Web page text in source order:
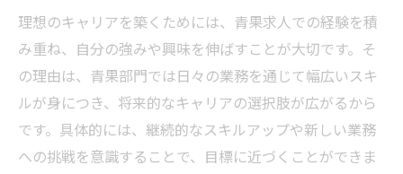
青果求人選びで必ずチェックしたい項目
青果求人の口コミや体験談を活用する方法
理想のキャリアを築くためには、青果求人での経験を積
み重ね、自分の強みや興味を伸ばすことが大切です。そ
の理由は、青果部門では日々の業務を通じて幅広いスキ
ルが身につき、将来的なキャリアの選択肢が広がるから
です。具体的には、継続的なスキルアップや新しい業務
への挑戦を意識することで、目標に近づくことができま